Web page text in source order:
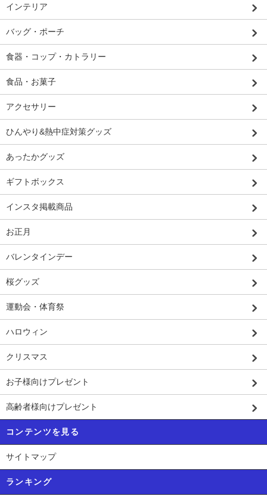
インテリア
バッグ・ポーチ
食器・コップ・カトラリー
食品・お菓子
アクセサリー
ひんやり&熱中症対策グッズ
あったかグッズ
ギフトボックス
インスタ掲載商品
お正月
バレンタインデー
桜グッズ
運動会・体育祭
ハロウィン
クリスマス
お子様向けプレゼント
高齢者様向けプレゼント
コンテンツを見る
サイトマップ
ランキング